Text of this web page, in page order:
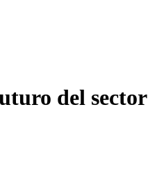
del sector